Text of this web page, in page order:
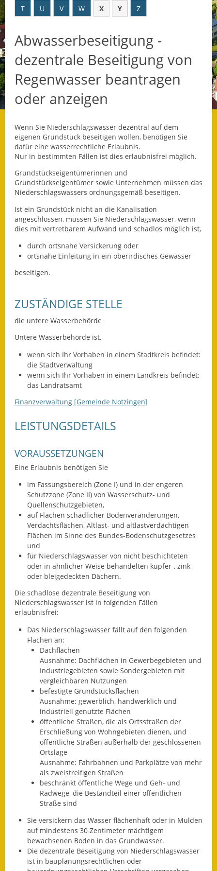
Datenschutz
Datenschutz im
Steueramt
Gebärdensprache
Gegenwart
Was die Alten noch
wussten!
Wagner-Werkstatt
Informationsbroschüre
Lärmaktionsplan
Leichte Sprache
Mitteilungsblatt
Notfallplanung
Ortsplan
Umleitungsplan
Stellenausschreibungen
Zahlen und Fakten
Rathaus
Behördenadressen
Beratungsstellen im
Landkreis
Dienstleistungen
Fundbehörde
Gemeinderat
Sitzungsberichte 2015
Sitzungsberichte 2016
Sitzungsberichte 2018
Sitzungsberichte 2019
Sitzungsberichte 2020
Gemeindeverwaltung
Haushalt & Finanzen
T
U V W X Y Z
Abwasserbeseitigung -
dezentrale Beseitigung von
Regenwasser beantragen
oder anzeigen
Wenn Sie Niederschlagswasser dezentral auf dem
eigenen Grundstück beseitigen wollen, benötigen Sie
dafür eine wasserrechtliche Erlaubnis.
Nur in bestimmten Fällen ist dies erlaubnisfrei möglich.
Grundstückseigentümerinnen und
Grundstückseigentümer sowie Unternehmen müssen das
Niederschlagswassers ordnungsgemäß beseitigen.
Ist ein Grundstück nicht an die Kanalisation
angeschlossen, müssen Sie Niederschlagswasser, wenn
dies mit vertretbarem Aufwand und schadlos möglich ist,
durch ortsnahe Versickerung oder
ortsnahe Einleitung in ein oberirdisches Gewässer
beseitigen.
ZUSTÄNDIGE STELLE
die untere Wasserbehörde
Untere Wasserbehörde ist,
wenn sich Ihr Vorhaben in einem Stadtkreis befindet:
die Stadtverwaltung
wenn sich Ihr Vorhaben in einem Landkreis befindet:
das Landratsamt
Finanzverwaltung [Gemeinde Notzingen]
LEISTUNGSDETAILS
VORAUSSETZUNGEN
Eine Erlaubnis benötigen Sie
im Fassungsbereich (Zone I) und in der engeren
Schutzzone (Zone II) von Wasserschutz- und
Quellenschutzgebieten,
auf Flächen schädlicher Bodenveränderungen,
Verdachtsflächen, Altlast- und altlastverdächtigen
Flächen im Sinne des Bundes-Bodenschutzgesetzes
und
für Niederschlagswasser von nicht beschichteten
oder in ähnlicher Weise behandelten kupfer-, zink-
oder bleigedeckten Dächern.
Die schadlose dezentrale Beseitigung von
Niederschlagswasser ist in folgenden Fällen
erlaubnisfrei:
Das Niederschlagswasser fällt auf den folgenden
Flächen an:
Dachflächen
Ausnahme: Dachflächen in Gewerbegebieten und
Industriegebieten sowie Sondergebieten mit
vergleichbaren Nutzungen
befestigte Grundstücksflächen
Ausnahme: gewerblich, handwerklich und
industriell genutzte Flächen
öffentliche Straßen, die als Ortsstraßen der
Erschließung von Wohngebieten dienen, und
öffentliche Straßen außerhalb der geschlossenen
Ortslage
Ausnahme: Fahrbahnen und Parkplätze von mehr
als zweistreifigen Straßen
beschränkt öffentliche Wege und Geh- und
Radwege, die Bestandteil einer öffentlichen
Straße sind
Sie versickern das Wasser flächenhaft oder in Mulden
auf mindestens 30 Zentimeter mächtigem
bewachsenen Boden in das Grundwasser.
Die dezentrale Beseitigung von Niederschlagswasser
ist in bauplanungsrechtlichen oder